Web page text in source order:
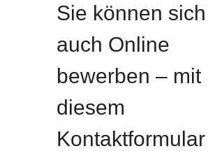
Sie können sich
auch Online
bewerben – mit
diesem
Kontaktformular